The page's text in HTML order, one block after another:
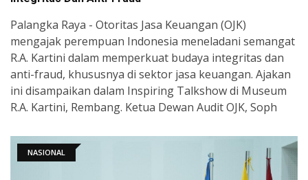
Palangka Raya - Otoritas Jasa Keuangan (OJK)
mengajak perempuan Indonesia meneladani semangat
R.A. Kartini dalam memperkuat budaya integritas dan
anti-fraud, khususnya di sektor jasa keuangan. Ajakan
ini disampaikan dalam Inspiring Talkshow di Museum
R.A. Kartini, Rembang. Ketua Dewan Audit OJK, Soph
NASIONAL